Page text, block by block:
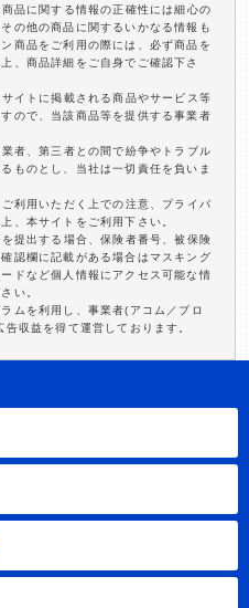
品に関する情報の正確性には細心の
の他の商品に関するいかなる情報も
商品をご利用の際には、必ず商品を
、商品詳細をご自身でご確認下さ
イトに掲載される商品やサービス等
ので、当該商品等を提供する事業者
者、第三者との間で紛争やトラブル
ものとし、当社は一切責任を負いま
利用いただく上での注意、プライバ
、本サイトをご利用下さい。
提出する場合、保険者番号、被保険
認欄に記載がある場合はマスキング
ドなど個人情報にアクセス可能な情
い。
ムを利用し、事業者(アコム／プロ
収益を得て運営しております。